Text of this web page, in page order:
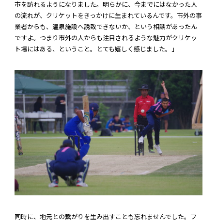
市を訪れるようになりました。明らかに、今までにはなかった人
の流れが、クリケットをきっかけに生まれているんです。市外の事
業者からも、温泉施設へ誘致できないか、という相談があったん
ですよ。つまり市外の人からも注目されるような魅力がクリケッ
ト場にはある、ということ。とても嬉しく感じました。」
同時に、地元との繋がりを生み出すことも忘れませんでした。フ